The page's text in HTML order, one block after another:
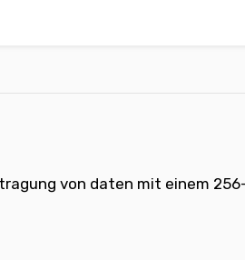
von daten mit einem